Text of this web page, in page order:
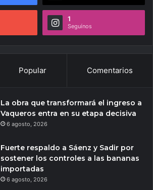
1
Seguínos
Popular Comentarios
La obra que transformará el ingreso a
Vaqueros entra en su etapa decisiva
6 agosto, 2026
Fuerte respaldo a Sáenz y Sadir por
sostener los controles a las bananas
importadas
6 agosto, 2026